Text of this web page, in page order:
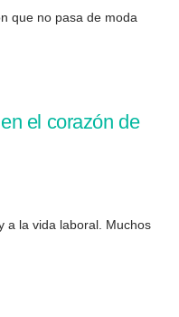
que no pasa de moda
el corazón de
a la vida laboral. Muchos